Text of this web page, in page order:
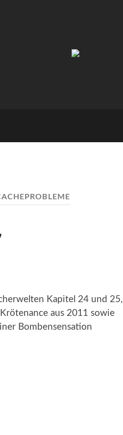
Kapitel 24 und 25,
aus 2011 sowie
Bombensensation